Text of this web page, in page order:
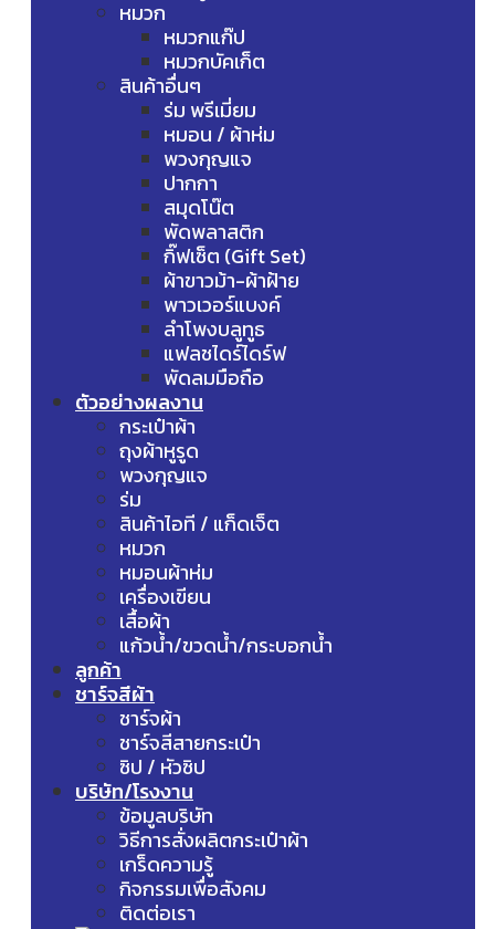
หมวก
หมวกแก๊ป
หมวกบัคเก็ต
สินค้าอื่นๆ
ร่ม พรีเมี่ยม
หมอน / ผ้าห่ม
พวงกุญแจ
ปากกา
สมุดโน๊ต
พัดพลาสติก
กิ๊ฟเซ็ต (Gift Set)
ผ้าขาวม้า-ผ้าฝ้าย
พาวเวอร์แบงค์
ลำโพงบลูทูธ
แฟลชไดร์ไดร์ฟ
พัดลมมือถือ
ตัวอย่างผลงาน
กระเป๋าผ้า
ถุงผ้าหูรูด
พวงกุญแจ
ร่ม
สินค้าไอที / แก็ดเจ็ต
หมวก
หมอนผ้าห่ม
เครื่องเขียน
เสื้อผ้า
แก้วน้ำ/ขวดน้ำ/กระบอกน้ำ
ลูกค้า
ชาร์จสีผ้า
ชาร์จผ้า
ชาร์จสีสายกระเป๋า
ซิป / หัวซิป
บริษัท/โรงงาน
ข้อมูลบริษัท
วิธีการสั่งผลิตกระเป๋าผ้า
เกร็ดความรู้
กิจกรรมเพื่อสังคม
ติดต่อเรา